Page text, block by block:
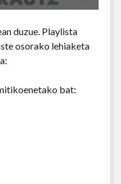
duzue. Playlista
osorako lehiaketa
bat: